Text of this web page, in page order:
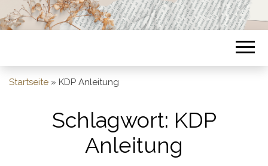
Startseite » KDP Anleitung
Schlagwort: KDP
Anleitung